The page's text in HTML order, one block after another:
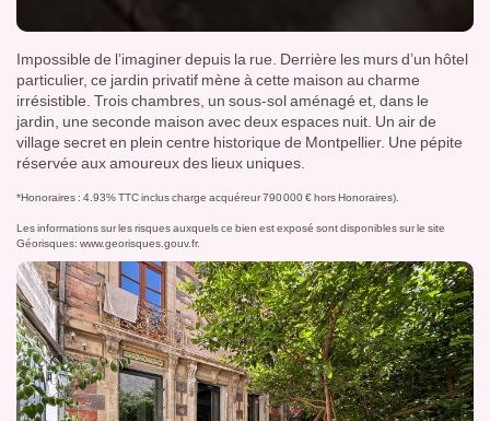
Impossible de l’imaginer depuis la rue. Derrière les murs d’un hôtel
particulier, ce jardin privatif mène à cette maison au charme
irrésistible. Trois chambres, un sous-sol aménagé et, dans le
jardin, une seconde maison avec deux espaces nuit. Un air de
village secret en plein centre historique de Montpellier. Une pépite
réservée aux amoureux des lieux uniques.
*Honoraires : 4.93% TTC inclus charge acquéreur 790 000 € hors Honoraires).
Les informations sur les risques auxquels ce bien est exposé sont disponibles sur le site
Géorisques: www.georisques.gouv.fr.